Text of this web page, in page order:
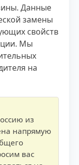
Данные
замены
свойств
Мы
на
из
напрямую
вас